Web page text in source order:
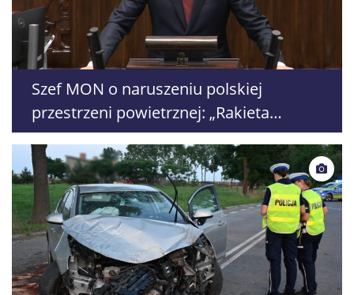
Szef MON o naruszeniu polskiej
przestrzeni powietrznej: „Rakieta
zostałaby zestrzelona”